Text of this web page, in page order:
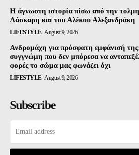
Η άγνωστη ιστορία πίσω από την
Λάσκαρη και του Αλέκου Αλεξανδράκη
LIFESTYLE August 9, 2026
Ανδρομάχη για πρόσφατη εμφάνισή
συγγνώμη που δεν μπόρεσα να
φορές το σώμα μας φωνάζει όχι
LIFESTYLE August 9, 2026
Subscribe